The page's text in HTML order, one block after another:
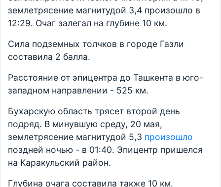
землетрясение магнитудой 3,4 произошло в
12:29. Очаг залегал на глубине 10 км.
Сила подземных толчков в городе Газли
составила 2 балла.
Расстояние от эпицентра до Ташкента в юго-
западном направлении - 525 км.
Бухарскую область трясет второй день
подряд. В минувшую среду, 20 мая,
землетрясение магнитудой 5,3 произошло
поздней ночью - в 01:40. Эпицентр пришелся
на Каракульский район.
Глубина очага составила также 10 км.